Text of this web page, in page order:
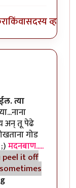
किंवासदस्य व्हा
II
त्या
अन् तू पेढे
गोड
मदनबाण.....
peel it off